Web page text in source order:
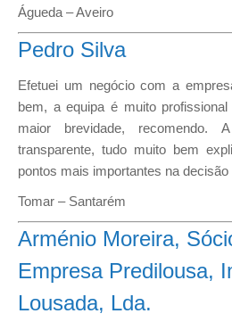
Águeda – Aveiro
Pedro Silva
Efetuei um negócio com a
bem, a equipa é muito
maior brevidade, recomendo.
transparente, tudo muito bem
pontos mais importantes na
Tomar – Santarém
Arménio Moreira,
Empresa Predilousa,
Lousada, Lda.